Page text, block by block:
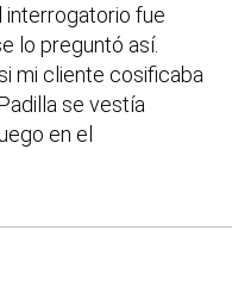
interrogatorio fue
lo preguntó así.
mi cliente cosificaba
se vestía
en el